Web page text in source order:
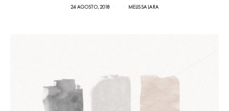
24 AGOSTO, 2018 MELISSA LARA